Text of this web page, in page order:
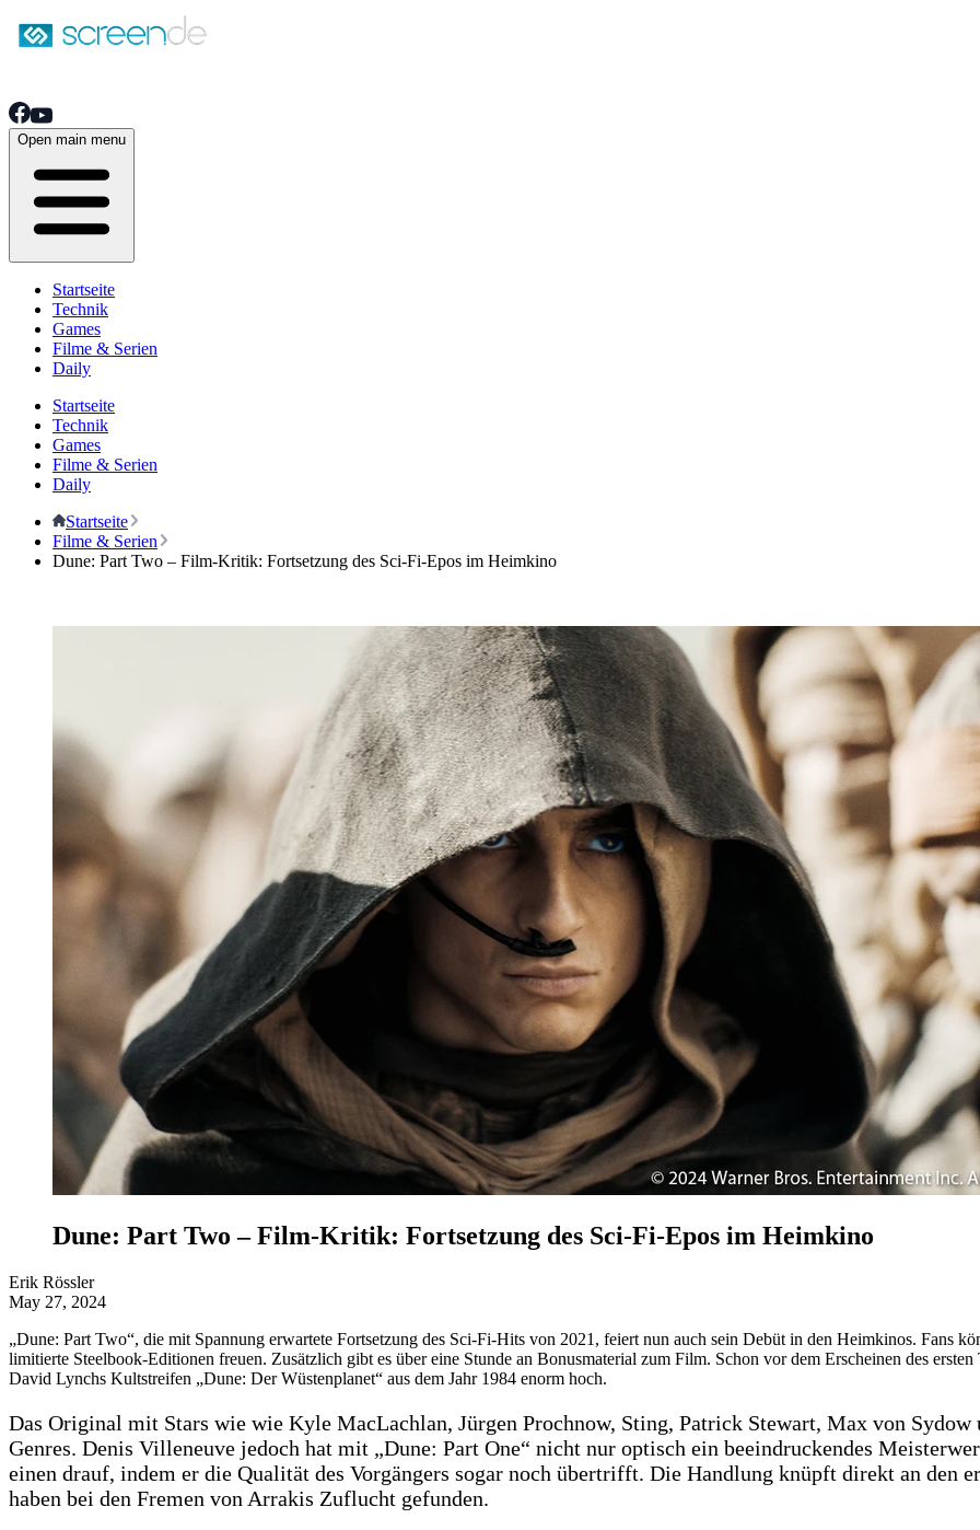
Open main menu
Startseite
Technik
Games
Filme & Serien
Daily
Startseite
Technik
Games
Filme & Serien
Daily
Startseite
Filme & Serien
Dune: Part Two – Film-Kritik: Fortsetzung des Sci-Fi-Epos im Heimkino
Dune: Part Two – Film-Kritik: Fortsetzung des Sci-Fi-Epos im Heimkino
Erik Rössler
May 27, 2024
„Dune: Part Two“, die mit Spannung erwartete Fortsetzung des Sci-Fi-Hits von 2021, feiert nun auch sein Debüt in den Heimkinos. Fans
limitierte Steelbook-Editionen freuen. Zusätzlich gibt es über eine Stunde an Bonusmaterial zum Film. Schon vor dem Erscheinen des
David Lynchs Kultstreifen „Dune: Der Wüstenplanet“ aus dem Jahr 1984 enorm hoch.
Das Original mit Stars wie wie Kyle MacLachlan, Jürgen Prochnow, Sting, Patrick Stewart, Max von
Genres. Denis Villeneuve jedoch hat mit „Dune: Part One“ nicht nur optisch ein beeindruckendes
einen drauf, indem er die Qualität des Vorgängers sogar noch übertrifft. Die Handlung knüpft direkt an den
haben bei den Fremen von Arrakis Zuflucht gefunden.